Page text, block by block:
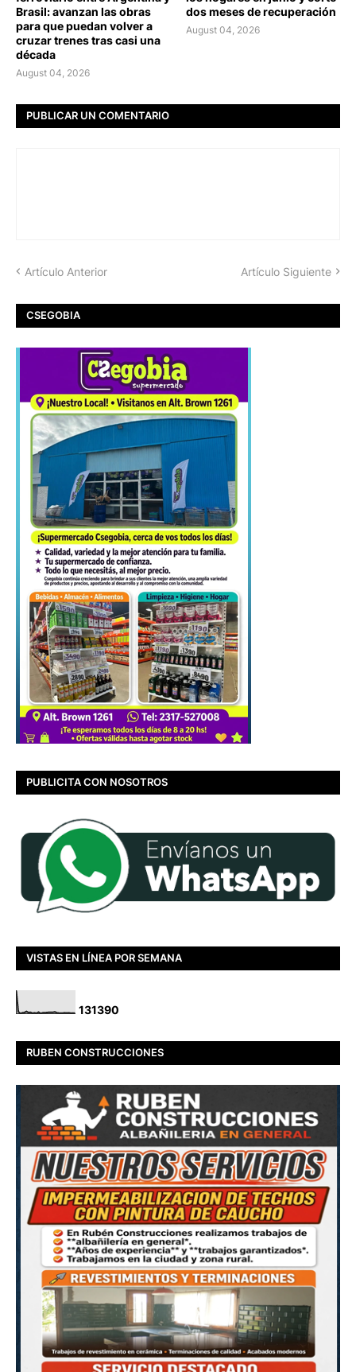
Brasil: avanzan las obras
para que puedan volver a
cruzar trenes tras casi una
década
August 04, 2026
dos meses de recuperación
August 04, 2026
PUBLICAR UN COMENTARIO
Artículo Anterior Artículo Siguiente
CSEGOBIA
PUBLICITA CON NOSOTROS
VISTAS EN LÍNEA POR SEMANA
131390
RUBEN CONSTRUCCIONES